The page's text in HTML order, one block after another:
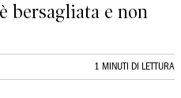
bersagliata e non
1 MINUTI DI LETTURA